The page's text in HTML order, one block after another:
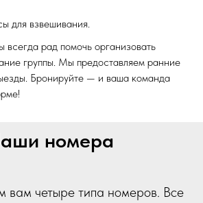
для взвешивания.
всегда рад помочь организовать
группы. Мы предоставляем ранние
Бронируйте — и ваша команда
номера
вам четыре типа номеров. Все